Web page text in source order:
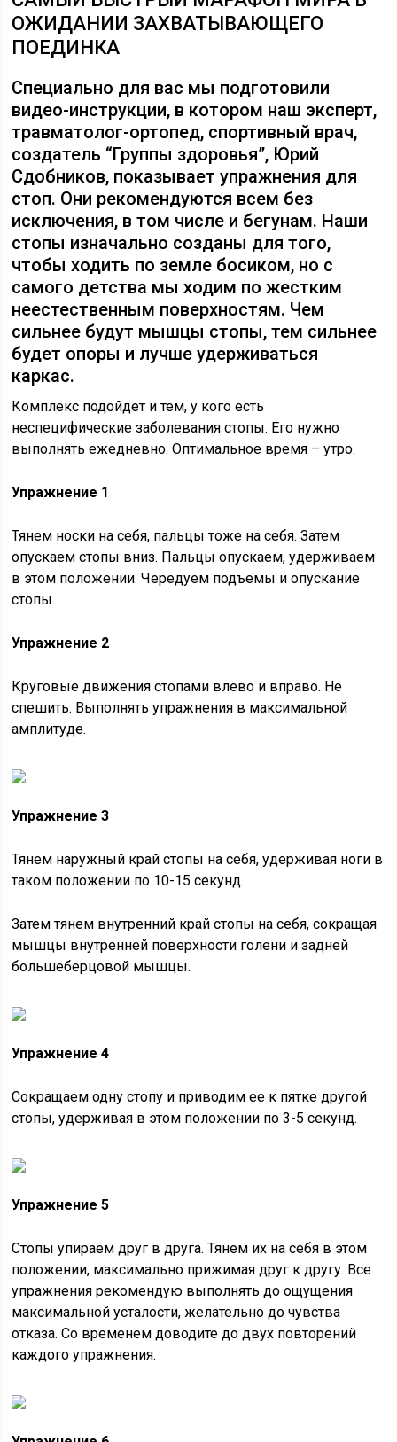
ОЖИДАНИИ ЗАХВАТЫВАЮЩЕГО
ПОЕДИНКА
Специально для вас мы подготовили
видео-инструкции, в котором наш эксперт,
травматолог-ортопед, спортивный врач,
создатель “Группы здоровья”, Юрий
Сдобников, показывает упражнения для
стоп. Они рекомендуются всем без
исключения, в том числе и бегунам. Наши
стопы изначально созданы для того,
чтобы ходить по земле босиком, но с
самого детства мы ходим по жестким
неестественным поверхностям. Чем
сильнее будут мышцы стопы, тем сильнее
будет опоры и лучше удерживаться
каркас.
Комплекс подойдет и тем, у кого есть
неспецифические заболевания стопы. Его нужно
выполнять ежедневно. Оптимальное время – утро.
Упражнение 1
Тянем носки на себя, пальцы тоже на себя. Затем
опускаем стопы вниз. Пальцы опускаем, удерживаем
в этом положении. Чередуем подъемы и опускание
стопы.
Упражнение 2
Круговые движения стопами влево и вправо. Не
спешить. Выполнять упражнения в максимальной
амплитуде.
Упражнение 3
Тянем наружный край стопы на себя, удерживая ноги в
таком положении по 10-15 секунд.
Затем тянем внутренний край стопы на себя, сокращая
мышцы внутренней поверхности голени и задней
большеберцовой мышцы.
Упражнение 4
Сокращаем одну стопу и приводим ее к пятке другой
стопы, удерживая в этом положении по 3-5 секунд.
Упражнение 5
Стопы упираем друг в друга. Тянем их на себя в этом
положении, максимально прижимая друг к другу. Все
упражнения рекомендую выполнять до ощущения
максимальной усталости, желательно до чувства
отказа. Со временем доводите до двух повторений
каждого упражнения.